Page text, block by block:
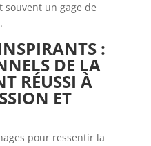
un gage de
:
DE LA
RÉUSSI À
ET
pour ressentir la